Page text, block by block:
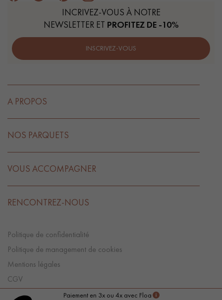
Paiement en 3x ou 4x avec Floa
INCRIVEZ-VOUS À NOTRE
NEWSLETTER ET PROFITEZ DE -10%
INSCRIVEZ-VOUS
A PROPOS
NOS PARQUETS
VOUS ACCOMPAGNER
RENCONTREZ-NOUS
Politique de confidentialité
Politique de management de cookies
Mentions légales
CGV
Préférences Cookies